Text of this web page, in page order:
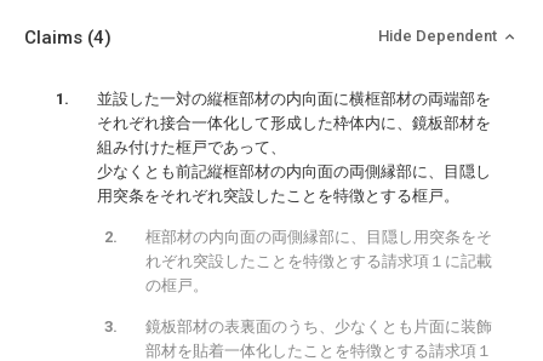
Claims (4) Hide Dependent
並設した一対の縦框部材の内向面に横框部材の両端部を
それぞれ接合一体化して形成した枠体内に、鏡板部材を
組み付けた框戸であって、
少なくとも前記縦框部材の内向面の両側縁部に、目隠し
用突条をそれぞれ突設したことを特徴とする框戸。
框部材の内向面の両側縁部に、目隠し用突条をそ
れぞれ突設したことを特徴とする請求項１に記載
の框戸。
鏡板部材の表裏面のうち、少なくとも片面に装飾
部材を貼着一体化したことを特徴とする請求項１